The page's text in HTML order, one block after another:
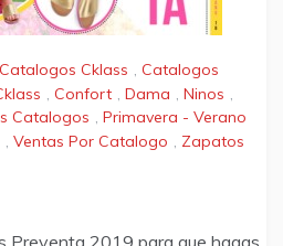
Catalogos Cklass , Catalogos
, Confort , Dama , Ninos ,
Catalogos , Primavera - Verano
, Ventas Por Catalogo , Zapatos
Preventa 2019 para que hagas